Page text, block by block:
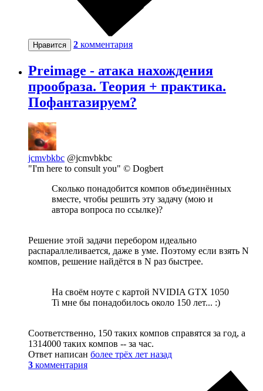
Нравится 2 комментария
Preimage - атака нахождения
прообраза. Теория + практика.
Пофантазируем?
jcmvbkbc @jcmvbkbc
"I'm here to consult you" © Dogbert
Сколько понадобится компов объединённых
вместе, чтобы решить эту задачу (мою и
автора вопроса по ссылке)?
Решение этой задачи перебором идеально
распараллеливается, даже в уме. Поэтому если взять N
компов, решение найдётся в N раз быстрее.
На своём ноуте с картой NVIDIA GTX 1050
Ti мне бы понадобилось около 150 лет... :)
Соответственно, 150 таких компов справятся за год, а
1314000 таких компов -- за час.
Ответ написан более трёх лет назад
3 комментария